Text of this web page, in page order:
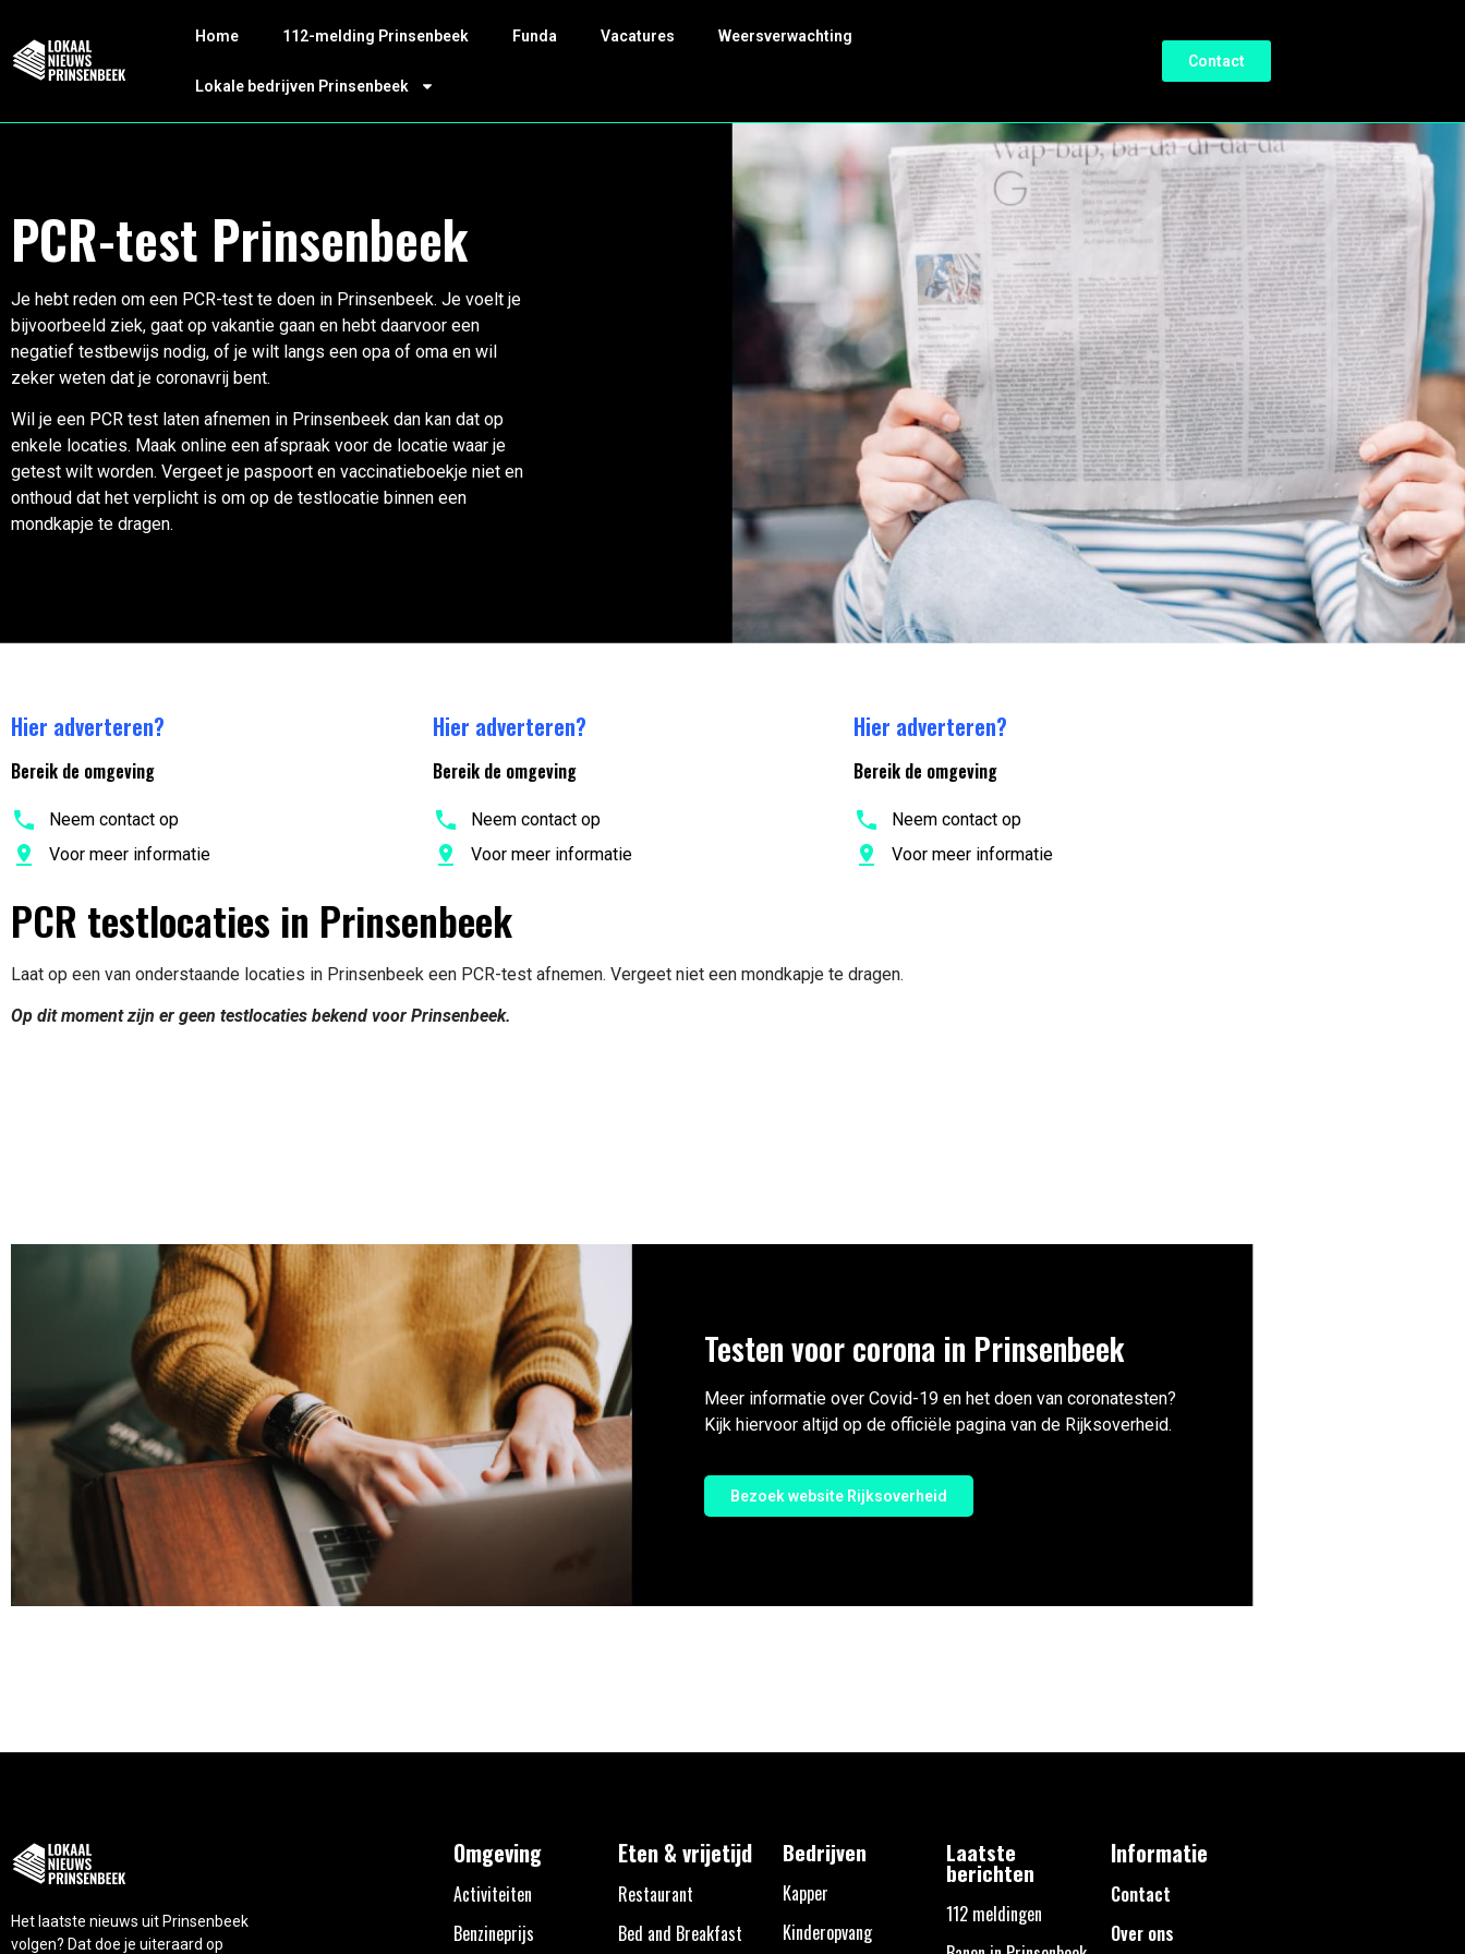
Home 112-melding Prinsenbeek Funda Vacatures Weersverwachting
Lokale bedrijven Prinsenbeek
Contact
PCR-test Prinsenbeek
Je hebt reden om een PCR-test te doen in Prinsenbeek. Je voelt je
bijvoorbeeld ziek, gaat op vakantie gaan en hebt daarvoor een
negatief testbewijs nodig, of je wilt langs een opa of oma en wil
zeker weten dat je coronavrij bent.
Wil je een PCR test laten afnemen in Prinsenbeek dan kan dat op
enkele locaties. Maak online een afspraak voor de locatie waar je
getest wilt worden. Vergeet je paspoort en vaccinatieboekje niet en
onthoud dat het verplicht is om op de testlocatie binnen een
mondkapje te dragen.
Hier adverteren?
Bereik de omgeving
Neem contact op
Voor meer informatie
Hier adverteren?
Bereik de omgeving
Neem contact op
Voor meer informatie
Hier adverteren?
Bereik de omgeving
Neem contact op
Voor meer informatie
PCR testlocaties in Prinsenbeek
Laat op een van onderstaande locaties in Prinsenbeek een PCR-test afnemen. Vergeet niet een mondkapje te dragen.
Op dit moment zijn er geen testlocaties bekend voor Prinsenbeek.
Testen voor corona in Prinsenbeek
Meer informatie over Covid-19 en het doen van coronatesten?
Kijk hiervoor altijd op de officiële pagina van de Rijksoverheid.
Bezoek website Rijksoverheid
Het laatste nieuws uit Prinsenbeek
volgen? Dat doe je uiteraard op
Omgeving
Activiteiten
Benzineprijs
Eten & vrijetijd
Restaurant
Bed and Breakfast
Bedrijven
Kapper
Kinderopvang
Laatste
berichten
112 meldingen
Informatie
Contact
Over ons